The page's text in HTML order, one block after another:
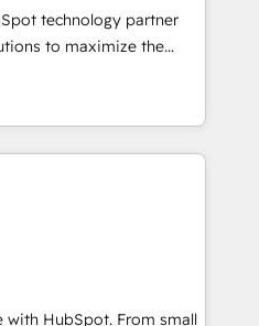
-
More
other Partner 💻 -
Don't hire a technical
to
technology partner
to maximize the
The fastest-
MakeWebBetter,
expertise &
Trust us to
of HubSpot experience
Accreditations 🌟
2021 🌟INBOUND’19
with HubSpot. From small